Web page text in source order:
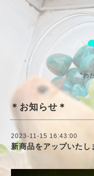
〝わ
＊お知らせ＊
2023-11-15 16:43:00
新商品をアップいたし